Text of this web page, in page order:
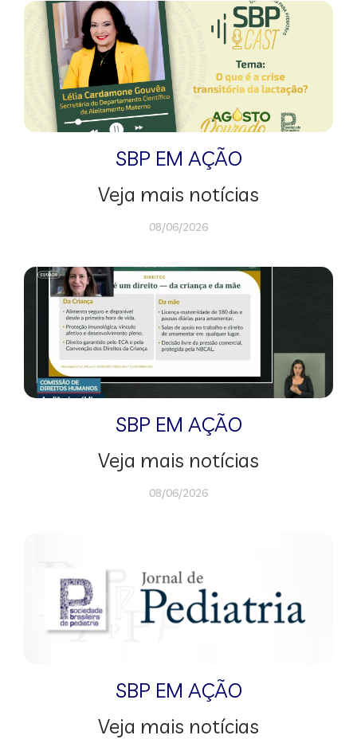
SBP EM AÇÃO
Veja mais notícias
08/06/2026
SBP EM AÇÃO
Veja mais notícias
08/06/2026
SBP EM AÇÃO
Veja mais notícias